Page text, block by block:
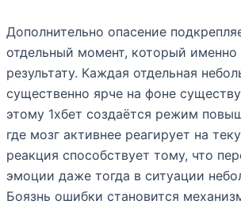
Дополнительно опасение
отдельный момент, который
результату. Каждая отдельная
существенно ярче на фоне
этому 1хбет создаётся режим
где мозг активнее реагирует на
реакция способствует тому, что
эмоции даже тогда в ситуации
Боязнь ошибки становится